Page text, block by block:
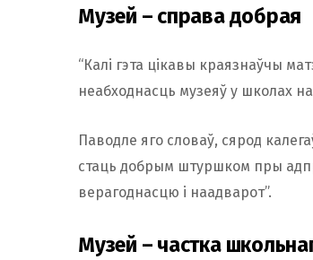
Музей – справа добрая
“Калі гэта цікавы краязнаўчы
неабходнасць музеяў у школах
Паводле яго словаў, сярод
стаць добрым штуршком пры
верагоднасцю і наадварот”.
Музей – частка